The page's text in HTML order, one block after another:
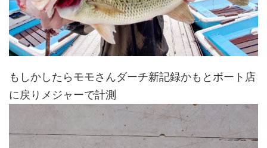
もしかしたらモモさんダーチ新記録かもとボート店
に戻りメジャーで計測